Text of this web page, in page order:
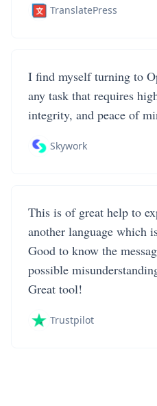
TranslatePress
I find myself turning to
any task that requires
integrity, and peace of
Skywork
This is of great help to
another language which
Good to know the
possible
Great tool!
Trustpilot